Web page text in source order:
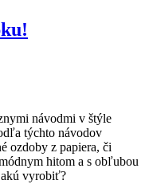
návodmi v štýle
týchto návodov
ozdoby z papiera, či
hitom a s obľubou
vyrobiť?